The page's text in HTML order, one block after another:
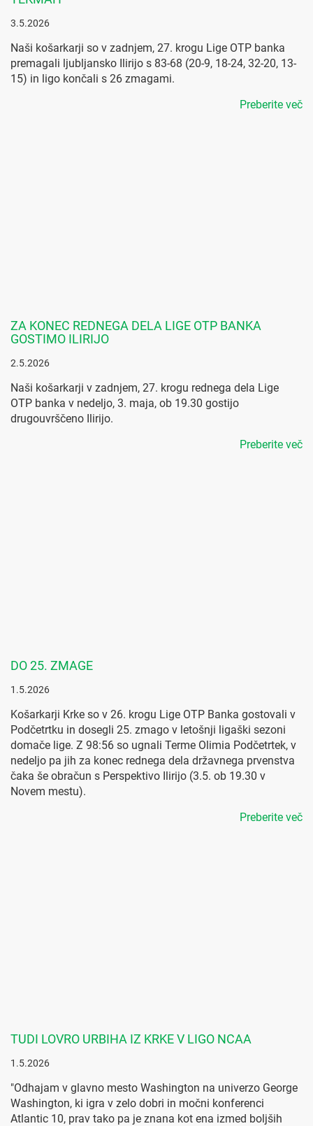
3.5.2026
Naši košarkarji so v zadnjem, 27. krogu Lige OTP banka
premagali ljubljansko Ilirijo s 83-68 (20-9, 18-24, 32-20, 13-
15) in ligo končali s 26 zmagami.
Preberite več
ZA KONEC REDNEGA DELA LIGE OTP BANKA
GOSTIMO ILIRIJO
2.5.2026
Naši košarkarji v zadnjem, 27. krogu rednega dela Lige
OTP banka v nedeljo, 3. maja, ob 19.30 gostijo
drugouvrščeno Ilirijo.
Preberite več
DO 25. ZMAGE
1.5.2026
Košarkarji Krke so v 26. krogu Lige OTP Banka gostovali v
Podčetrtku in dosegli 25. zmago v letošnji ligaški sezoni
domače lige. Z 98:56 so ugnali Terme Olimia Podčetrtek, v
nedeljo pa jih za konec rednega dela državnega prvenstva
čaka še obračun s Perspektivo Ilirijo (3.5. ob 19.30 v
Novem mestu).
Preberite več
TUDI LOVRO URBIHA IZ KRKE V LIGO NCAA
1.5.2026
"Odhajam v glavno mesto Washington na univerzo George
Washington, ki igra v zelo dobri in močni konferenci
Atlantic 10, prav tako pa je znana kot ena izmed boljših